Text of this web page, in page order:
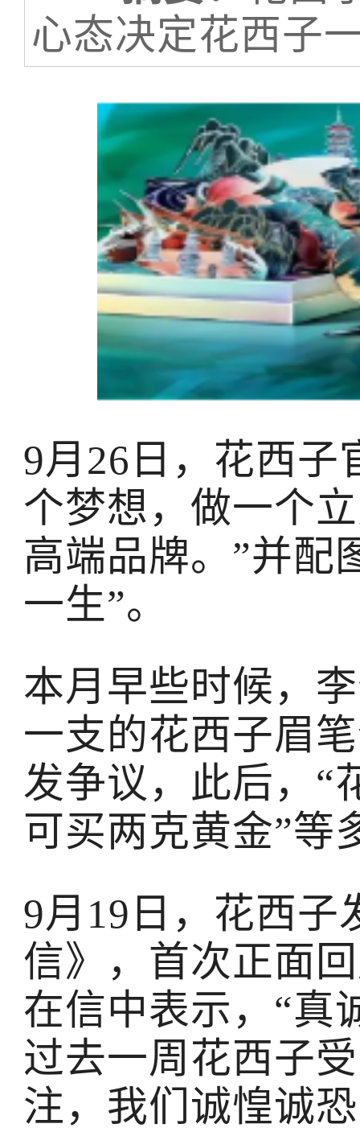
心态决定花西子
9月26日，花西子
个梦想，做一个
高端品牌。”并配
一生”。
本月早些时候，
一支的花西子眉
发争议，此后，“
可买两克黄金”等
9月19日，花西子
信》，首次正面
在信中表示，“真
过去一周花西子
注，我们诚惶诚